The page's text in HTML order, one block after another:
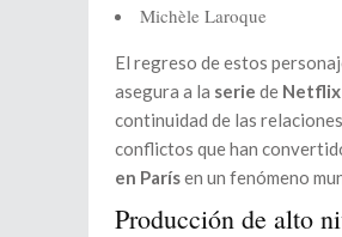
Michèle Laroque
El regreso de estos
asegura a la serie de Netflix
continuidad de las
conflictos que han
en Parísen un fenómeno
Producción de alto